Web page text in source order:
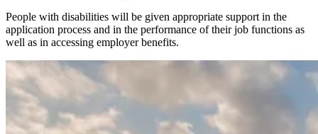
People with disabilities will be given appropriate support in the
application process and in the performance of their job functions as
well as in accessing employer benefits.